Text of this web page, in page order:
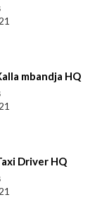
mbandja HQ
Driver HQ